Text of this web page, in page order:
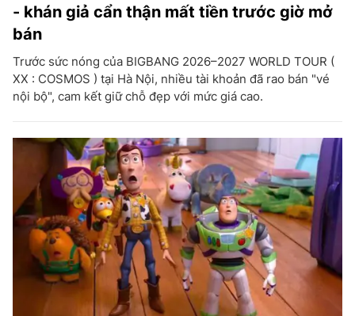
- khán giả cẩn thận mất tiền trước giờ mở
bán
Trước sức nóng của BIGBANG 2026–2027 WORLD TOUR (
XX : COSMOS ) tại Hà Nội, nhiều tài khoản đã rao bán "vé
nội bộ", cam kết giữ chỗ đẹp với mức giá cao.